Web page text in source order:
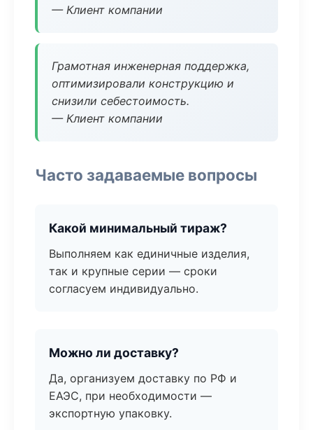
— Клиент компании
Грамотная инженерная поддержка,
оптимизировали конструкцию и
снизили себестоимость.
— Клиент компании
Часто задаваемые вопросы
Какой минимальный тираж?
Выполняем как единичные изделия,
так и крупные серии — сроки
согласуем индивидуально.
Можно ли доставку?
Да, организуем доставку по РФ и
ЕАЭС, при необходимости —
экспортную упаковку.